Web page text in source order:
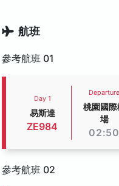
航班
參考航班 01
Day 1
易斯達
ZE984
Departure
桃園國際
場
02:50
參考航班 02